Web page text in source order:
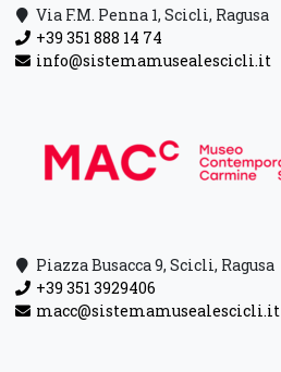
Via F.M. Penna 1, Scicli, Ragusa
+39 351 888 14 74
info@sistemamusealescicli.it
Piazza Busacca 9, Scicli, Ragusa
+39 351 3929406
macc@sistemamusealescicli.it